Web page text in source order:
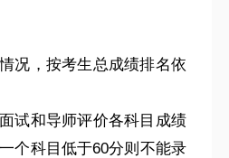
况，按考生总成绩排名依
试和导师评价各科目成绩
个科目低于60分则不能录